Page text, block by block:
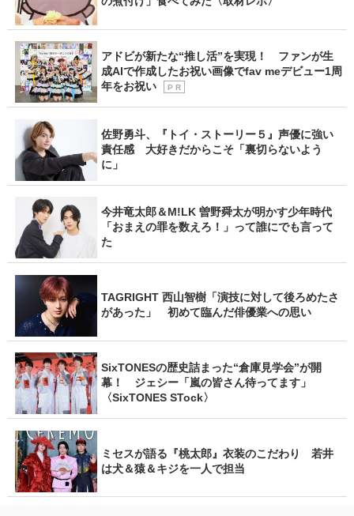
アドビが新たな“推し活”を実現！ ファンが生
成AIで作成したお祝い画像でfav meデビュー1周
年をお祝い
P R
佐野勇斗、『トイ・ストーリー５』声優に強い
責任感 大好きだからこそ「裏切らないよう
に」
今井竜太郎＆M!LK 曽野舜太が明かす少年時代
「おまえの罪を数えろ！」って誰にでも言って
た
TAGRIGHT 西山智樹「演技に対して後ろめたさ
があった」 初めて臨んだ俳優業への思い
SixTONESの歴史詰まった“倉庫見学会”が開
幕！ ジェシー「嵐の皆さん待ってます」
〈SixTONES STock〉
ミセスが語る『桃太郎』衣装のこだわり 若井
は犬＆猿＆キジを一人で担当